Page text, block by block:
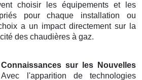
choisir les équipements et les
pour chaque installation ou
a un impact directement sur la
des chaudières à gaz.
sur les Nouvelles
l'apparition de technologies